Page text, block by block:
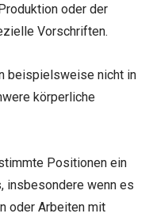
oder der
Vorschriften.
beispielsweise nicht in
körperliche
Positionen ein
insbesondere wenn es
oder Arbeiten mit